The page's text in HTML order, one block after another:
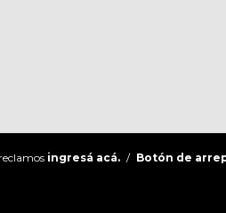
ingresá acá. / Botón de